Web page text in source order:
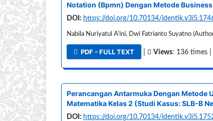
Notation (Bpmn) Dengan Metode
DOI: https://doi.org/10.70134/
Nabila Nuriyatul A’ini, Dwi Fatrianto Suyatno
PDF - FULL TEXT Views: 136 times |
Perancangan Antarmuka Dengan Metode
Matematika Kelas 2 (Studi Kasus: SLB-B
DOI: https://doi.org/10.70134/